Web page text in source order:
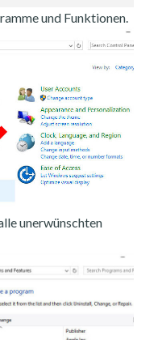
und Funktionen.
unerwünschten